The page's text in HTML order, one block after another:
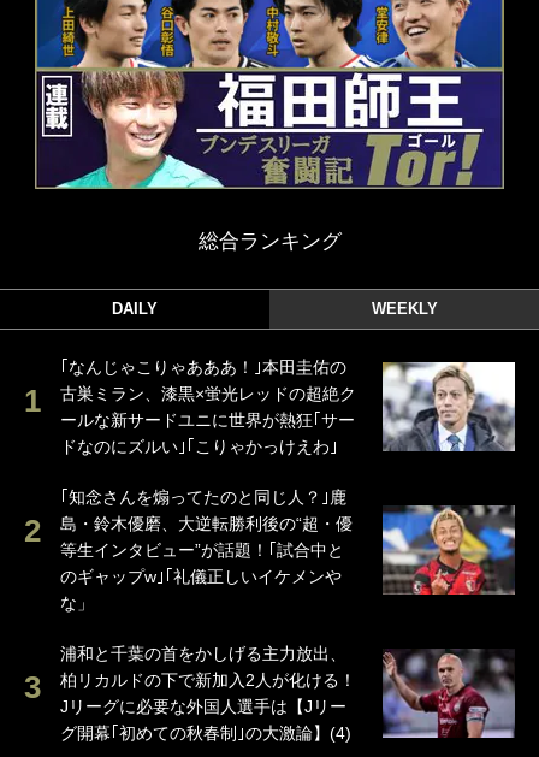
総合ランキング
DAILY WEEKLY
｢なんじゃこりゃあああ！｣本田圭佑の
古巣ミラン、漆黒×蛍光レッドの超絶ク
ールな新サードユニに世界が熱狂｢サー
ドなのにズルい｣｢こりゃかっけえわ｣
｢知念さんを煽ってたのと同じ人？｣鹿
島・鈴木優磨、大逆転勝利後の“超・優
等生インタビュー”が話題！｢試合中と
のギャップw｣｢礼儀正しいイケメンや
な」
浦和と千葉の首をかしげる主力放出、
柏リカルドの下で新加入2人が化ける！
Jリーグに必要な外国人選手は【Jリー
グ開幕｢初めての秋春制｣の大激論】(4)